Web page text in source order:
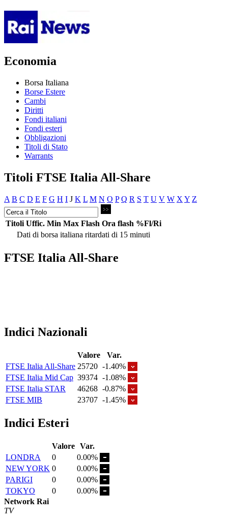
Economia
Borsa Italiana
Borse Estere
Cambi
Diritti
Fondi italiani
Fondi esteri
Obbligazioni
Titoli di Stato
Warrants
Titoli FTSE Italia All-Share
A B C D E F G H I J K L M N O P Q R S T U V W X Y Z
Titoli Uffic. Min Max Flash Ora flash %Fl/Ri
Dati di borsa italiana ritardati di 15 minuti
FTSE Italia All-Share
Indici Nazionali
Valore
Var.
FTSE Italia All-Share 25720 -1.40%
FTSE Italia Mid Cap 39374 -1.08%
FTSE Italia STAR
46268 -0.87%
FTSE MIB
23707 -1.45%
Indici Esteri
Valore Var.
LONDRA
0
0.00%
NEW YORK 0
0.00%
PARIGI
0
0.00%
TOKYO
0
0.00%
Network Rai
TV